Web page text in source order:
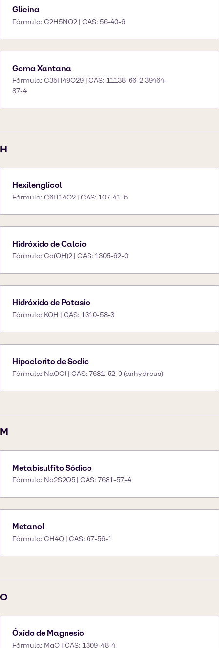
Glicina
Fórmula: C2H5NO2 | CAS: 56-40-6
Goma Xantana
Fórmula: C35H49O29 | CAS: 11138-66-2 39464-
87-4
H
Hexilenglicol
Fórmula: C6H14O2 | CAS: 107-41-5
Hidróxido de Calcio
Fórmula: Ca(OH)2 | CAS: 1305-62-0
Hidróxido de Potasio
Fórmula: KOH | CAS: 1310-58-3
Hipoclorito de Sodio
Fórmula: NaOCl | CAS: 7681-52-9 (anhydrous)
M
Metabisulfito Sódico
Fórmula: Na2S2O5 | CAS: 7681-57-4
Metanol
Fórmula: CH4O | CAS: 67-56-1
O
Óxido de Magnesio
Fórmula: MgO | CAS: 1309-48-4